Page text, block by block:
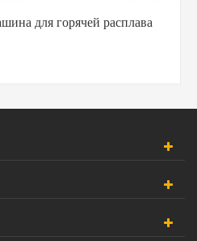
для горячей расплава